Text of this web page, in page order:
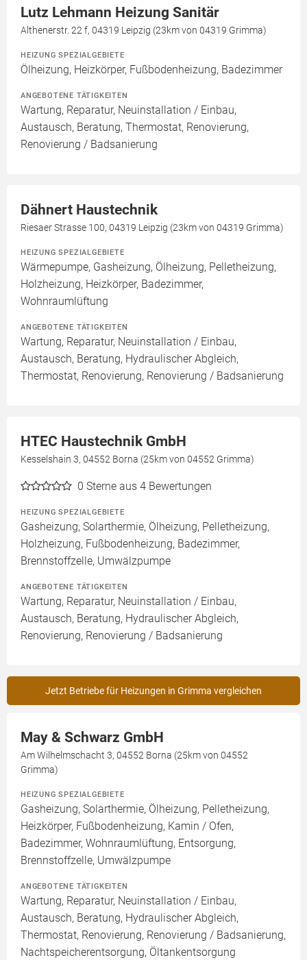
Lutz Lehmann Heizung Sanitär
Althenerstr. 22 f, 04319 Leipzig (23km von 04319 Grimma)
HEIZUNG SPEZIALGEBIETE
Ölheizung, Heizkörper, Fußbodenheizung, Badezimmer
ANGEBOTENE TÄTIGKEITEN
Wartung, Reparatur, Neuinstallation / Einbau,
Austausch, Beratung, Thermostat, Renovierung,
Renovierung / Badsanierung
Dähnert Haustechnik
Riesaer Strasse 100, 04319 Leipzig (23km von 04319 Grimma)
HEIZUNG SPEZIALGEBIETE
Wärmepumpe, Gasheizung, Ölheizung, Pelletheizung,
Holzheizung, Heizkörper, Badezimmer,
Wohnraumlüftung
ANGEBOTENE TÄTIGKEITEN
Wartung, Reparatur, Neuinstallation / Einbau,
Austausch, Beratung, Hydraulischer Abgleich,
Thermostat, Renovierung, Renovierung / Badsanierung
HTEC Haustechnik GmbH
Kesselshain 3, 04552 Borna (25km von 04552 Grimma)
0 Sterne aus 4 Bewertungen
HEIZUNG SPEZIALGEBIETE
Gasheizung, Solarthermie, Ölheizung, Pelletheizung,
Holzheizung, Fußbodenheizung, Badezimmer,
Brennstoffzelle, Umwälzpumpe
ANGEBOTENE TÄTIGKEITEN
Wartung, Reparatur, Neuinstallation / Einbau,
Austausch, Beratung, Hydraulischer Abgleich,
Renovierung, Renovierung / Badsanierung
Jetzt Betriebe für Heizungen in Grimma vergleichen
May & Schwarz GmbH
Am Wilhelmschacht 3, 04552 Borna (25km von 04552
Grimma)
HEIZUNG SPEZIALGEBIETE
Gasheizung, Solarthermie, Ölheizung, Pelletheizung,
Heizkörper, Fußbodenheizung, Kamin / Ofen,
Badezimmer, Wohnraumlüftung, Entsorgung,
Brennstoffzelle, Umwälzpumpe
ANGEBOTENE TÄTIGKEITEN
Wartung, Reparatur, Neuinstallation / Einbau,
Austausch, Beratung, Hydraulischer Abgleich,
Thermostat, Renovierung, Renovierung / Badsanierung,
Nachtspeicherentsorgung, Öltankentsorgung